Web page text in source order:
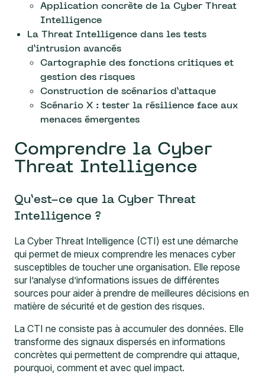
Application concrète de la Cyber Threat
Intelligence
La Threat Intelligence dans les tests
d’intrusion avancés
Cartographie des fonctions critiques et
gestion des risques
Construction de scénarios d’attaque
Scénario X : tester la résilience face aux
menaces émergentes
Comprendre la Cyber
Threat Intelligence
Qu’est-ce que la Cyber Threat
Intelligence ?
La Cyber Threat Intelligence (CTI) est une démarche
qui permet de mieux comprendre les menaces cyber
susceptibles de toucher une organisation. Elle repose
sur l’analyse d’informations issues de différentes
sources pour aider à prendre de meilleures décisions en
matière de sécurité et de gestion des risques.
La CTI ne consiste pas à accumuler des données. Elle
transforme des signaux dispersés en informations
concrètes qui permettent de comprendre qui attaque,
pourquoi, comment et avec quel impact.